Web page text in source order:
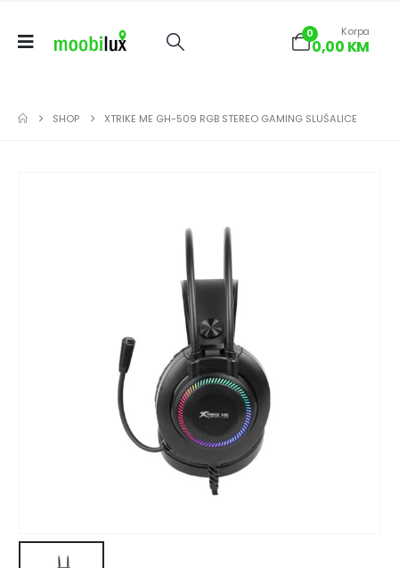
0 Korpa
0,00 KM
SHOP XTRIKE ME GH-509 RGB STEREO GAMING SLUŠALICE